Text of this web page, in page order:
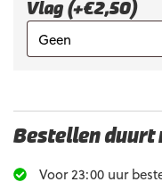
Vlag (+€2,50)
Bestellen duurt
Voor 23:00 uur